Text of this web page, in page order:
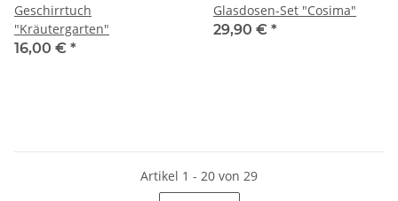
Geschirrtuch
"Kräutergarten"
16,00 € *
Glasdosen-Set "Cosima"
29,90 € *
Artikel 1 - 20 von 29